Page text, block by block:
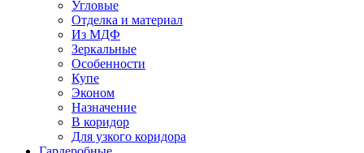
Угловые
Отделка и материал
Из МДФ
Зеркальные
Особенности
Купе
Эконом
Назначение
В коридор
Для узкого коридора